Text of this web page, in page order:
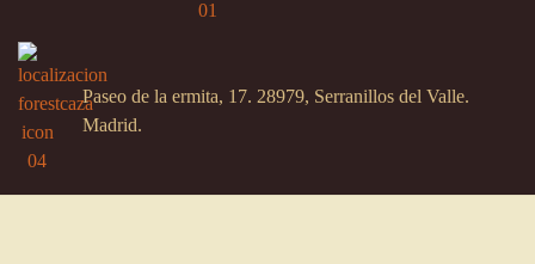
Paseo de la ermita, 17. 28979, Serranillos del Valle.
Madrid.